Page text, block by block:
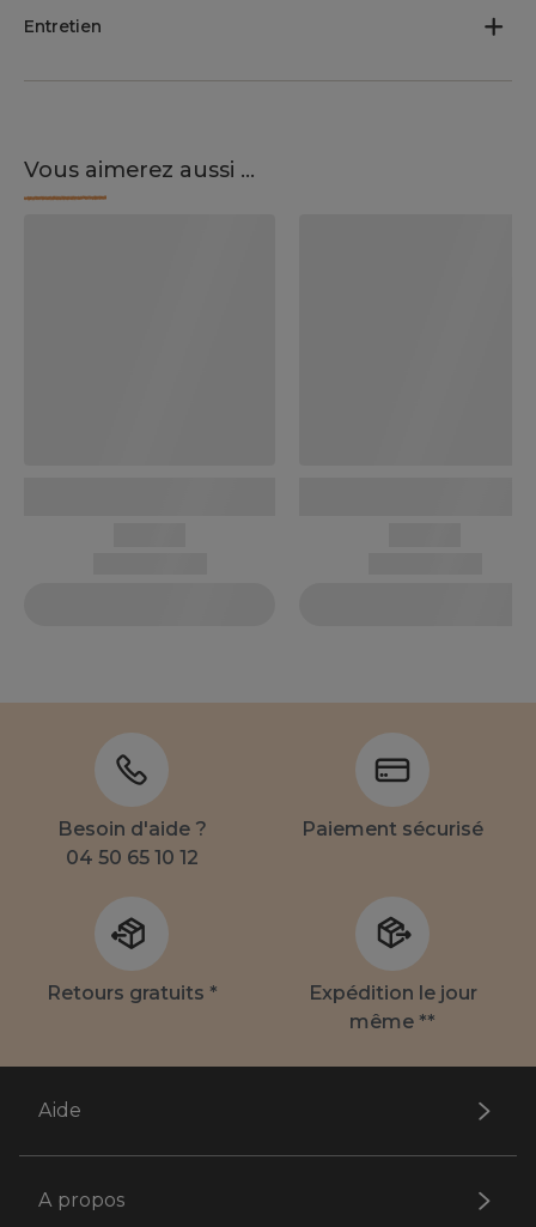
Entretien
Vous aimerez aussi ...
Besoin d'aide ?
04 50 65 10 12
Paiement sécurisé
Retours gratuits *
Expédition le jour
même **
Aide
A propos